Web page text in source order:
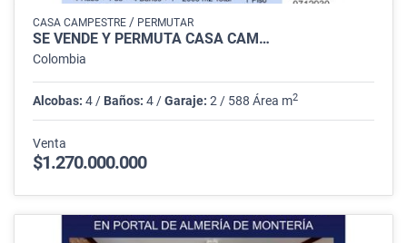
CASA CAMPESTRE / PERMUTAR
SE VENDE Y PERMUTA CASA CAM…
Colombia
Alcobas: 4 / Baños: 4 /Garaje: 2 / 588 Área m2
Venta
$1.270.000.000